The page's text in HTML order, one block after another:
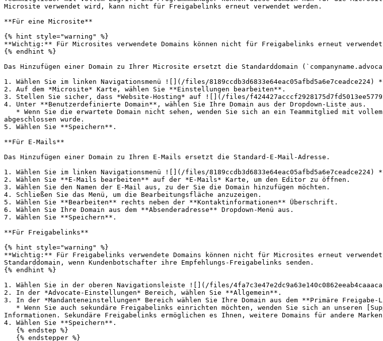
Microsite verwendet wird, kann nicht für Freigabelinks erneut verwendet werden.
**Für eine Microsite**
{% hint style="warning" %}
**Wichtig:** Für Microsites verwendete Domains können nicht für Freigabelinks erneut verwendet
{% endhint %}
Das Hinzufügen einer Domain zu Ihrer Microsite ersetzt die Standarddomain
1. Wählen Sie im linken Navigationsmenü ![](/files/
2. Auf dem *Microsite* Karte, wählen Sie **Einstellungen bearbeiten**.
3. Stellen Sie sicher, dass *Website-Hosting* auf ![](/files/
4. Unter **Benutzerdefinierte Domain**, wählen Sie Ihre Domain aus der Dropdown-Liste aus.
abgeschlossen wurde.
5. Wählen Sie **Speichern**.
**Für E-Mails**
Das Hinzufügen einer Domain zu Ihren E-Mails ersetzt die Standard-E-Mail-Adresse.
1. Wählen Sie im linken Navigationsmenü ![](/files/
2. Wählen Sie **E-Mails bearbeiten** auf der *E-Mails* Karte, um den Editor zu öffnen.
3. Wählen Sie den Namen der E-Mail aus, zu der Sie die Domain hinzufügen möchten.
4. Schließen Sie das Menü, um die Bearbeitungsfläche anzuzeigen.
5. Wählen Sie **Bearbeiten** rechts neben der **Kontaktinformationen** Überschrift.
6. Wählen Sie Ihre Domain aus dem **Absenderadresse** Dropdown-Menü aus.
7. Wählen Sie **Speichern**.
**Für Freigabelinks**
{% hint style="warning" %}
**Wichtig:** Für Freigabelinks verwendete Domains können nicht für Microsites erneut
Standarddomain, wenn Kundenbotschafter ihre Empfehlungs-Freigabelinks senden.
{% endhint %}
1. Wählen Sie in der oberen Navigationsleiste ![](/files/
2. In der *Advocate-Einstellungen* Bereich, wählen Sie **Allgemein**.
3. In der *Mandanteneinstellungen* Bereich wählen Sie Ihre Domain aus dem **Primäre Freigabe-
Informationen. Sekundäre Freigabelinks ermöglichen es Ihnen, weitere Domains für andere
4. Wählen Sie **Speichern**.